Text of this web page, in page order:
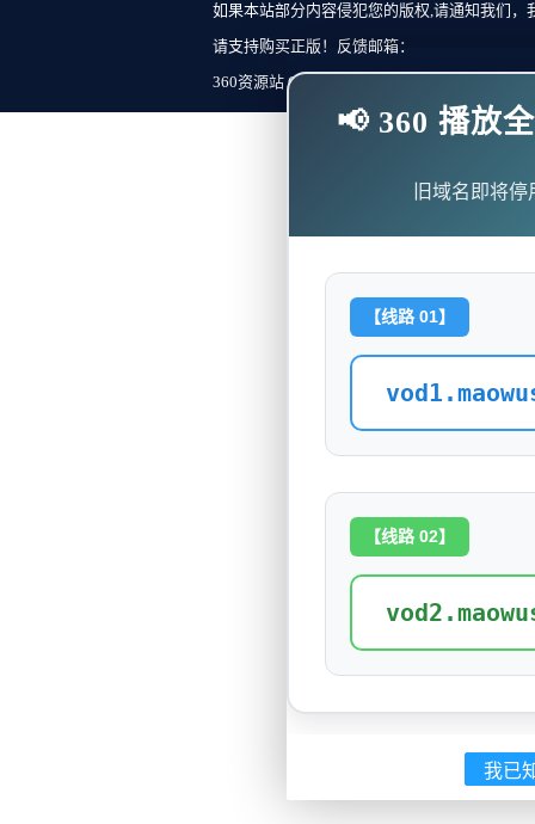
如果本站部分内容侵犯您的版权,请通知我们
请支持购买正版！反馈邮箱：
360资源站 Copyright ©2018-2023 All Rights
📢 360 播放
旧域名即将
【线路 01】
【线路 02】
我已